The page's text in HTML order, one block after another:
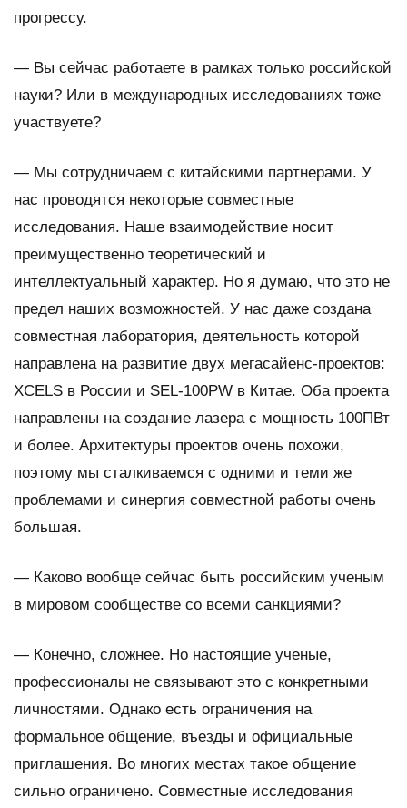
прогрессу.
— Вы сейчас работаете в рамках только российской
науки? Или в международных исследованиях тоже
участвуете?
— Мы сотрудничаем с китайскими партнерами. У
нас проводятся некоторые совместные
исследования. Наше взаимодействие носит
преимущественно теоретический и
интеллектуальный характер. Но я думаю, что это не
предел наших возможностей. У нас даже создана
совместная лаборатория, деятельность которой
направлена на развитие двух мегасайенс-проектов:
XCELS в России и SEL-100PW в Китае. Оба проекта
направлены на создание лазера с мощность 100ПВт
и более. Архитектуры проектов очень похожи,
поэтому мы сталкиваемся с одними и теми же
проблемами и синергия совместной работы очень
большая.
— Каково вообще сейчас быть российским ученым
в мировом сообществе со всеми санкциями?
— Конечно, сложнее. Но настоящие ученые,
профессионалы не связывают это с конкретными
личностями. Однако есть ограничения на
формальное общение, въезды и официальные
приглашения. Во многих местах такое общение
сильно ограничено. Совместные исследования